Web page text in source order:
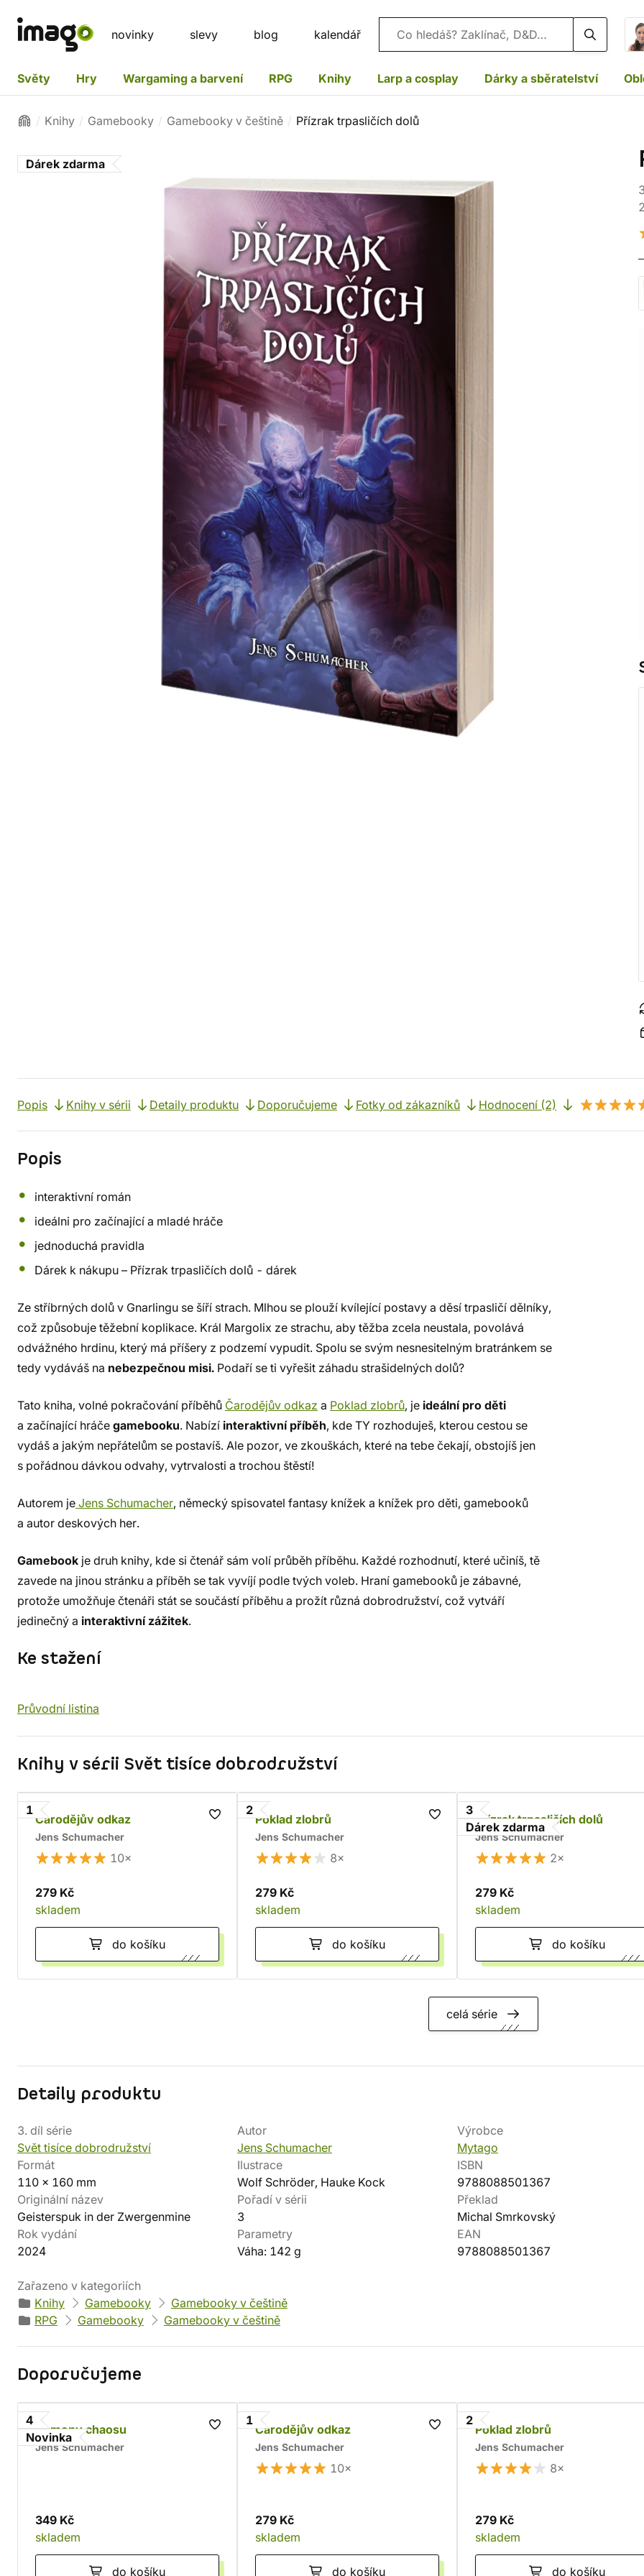
novinky slevy blog kalendář Vyhledávání
Světy Hry Wargaming a barvení RPG Knihy Larp a cosplay Dárky a sběratelství
Knihy Gamebooky Gamebooky v češtině Přízrak trpasličích dolů
Dárek zdarma
Popis Knihy v sérii Detaily produktu Doporučujeme Fotky od zákazníků Hodnocení (2)
Popis
interaktivní román
ideálni pro začínající a mladé hráče
jednoduchá pravidla
Dárek k nákupu – Přízrak trpasličích dolů - dárek
Ze stříbrných dolů v Gnarlingu se šíří strach. Mlhou se plouží kvílející postavy a děsí trpasličí dělníky,
což způsobuje těžební koplikace. Král Margolix ze strachu, aby těžba zcela neustala, povolává
odvážného hrdinu, který má příšery z podzemí vypudit. Spolu se svým nesnesitelným bratránkem se
tedy vydáváš na nebezpečnou misi. Podaří se ti vyřešit záhadu strašidelných dolů?
Tato kniha, volné pokračování příběhů Čarodějův odkaz a Poklad zlobrů, je ideální pro děti
a začínající hráče gamebooku. Nabízí interaktivní příběh, kde TY rozhoduješ, kterou cestou se
vydáš a jakým nepřátelům se postavíš. Ale pozor, ve zkouškách, které na tebe čekají, obstojíš jen
s pořádnou dávkou odvahy, vytrvalosti a trochou štěstí!
Autorem je Jens Schumacher, německý spisovatel fantasy knížek a knížek pro děti, gamebooků
a autor deskových her.
Gamebook je druh knihy, kde si čtenář sám volí průběh příběhu. Každé rozhodnutí, které učiníš, tě
zavede na jinou stránku a příběh se tak vyvíjí podle tvých voleb. Hraní gamebooků je zábavné,
protože umožňuje čtenáři stát se součástí příběhu a prožít různá dobrodružství, což vytváří
jedinečný a interaktivní zážitek.
Ke stažení
Průvodní listina
Knihy v sérii Svět tisíce dobrodružství
1
Čarodějův odkaz
Jens Schumacher
10×
279 Kč
skladem
do košíku
2
Poklad zlobrů
Jens Schumacher
8×
279 Kč
skladem
do košíku
3
Dárek zdarma
Přízrak trpasličích dolů
Jens Schumacher
2×
279 Kč
skladem
do košíku
celá série
Detaily produktu
3. díl série
Svět tisíce dobrodružství
Autor
Jens Schumacher
Výrobce
Mytago
Formát
110 x 160 mm
Ilustrace
Wolf Schröder, Hauke Kock
ISBN
9788088501367
Originální název
Geisterspuk in der Zwergenmine
Pořadí v sérii
3
Překlad
Michal Smrkovský
Rok vydání
2024
Parametry
Váha: 142 g
EAN
9788088501367
Zařazeno v kategoriích
Knihy
Gamebooky
Gamebooky v češtině
RPG
Gamebooky Gamebooky v češtině
Doporučujeme
4
Novinka
Kameny chaosu
Jens Schumacher
349 Kč
skladem
do košíku
1
Čarodějův odkaz
Jens Schumacher
10×
279 Kč
skladem
do košíku
2
Poklad zlobrů
Jens Schumacher
8×
279 Kč
skladem
do košíku